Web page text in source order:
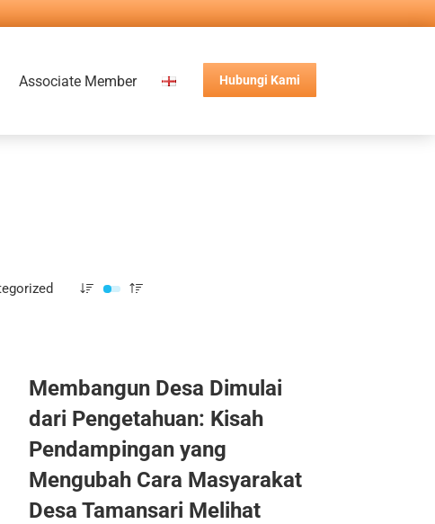
Associate Member Hubungi Kami
Membangun Desa Dimulai
dari Pengetahuan: Kisah
Pendampingan yang
Mengubah Cara Masyarakat
Desa Tamansari Melihat